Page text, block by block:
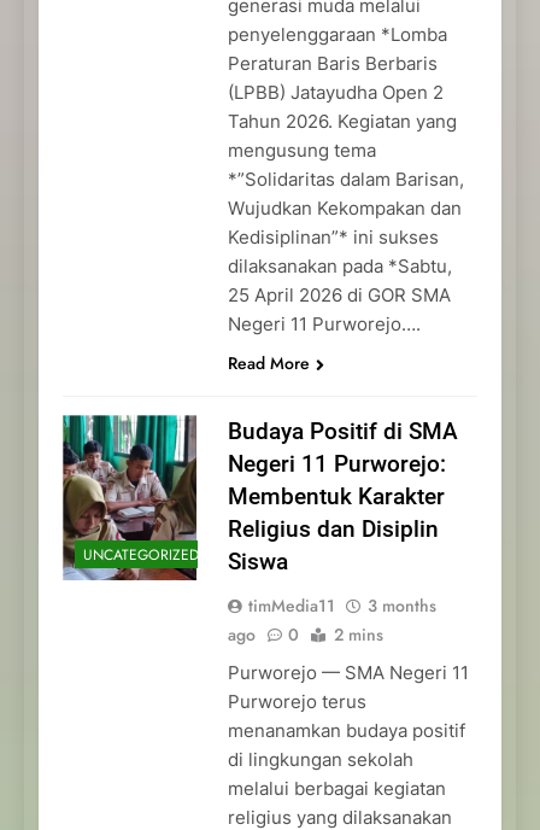
generasi muda melalui
penyelenggaraan *Lomba
Peraturan Baris Berbaris
(LPBB) Jatayudha Open 2
Tahun 2026. Kegiatan yang
mengusung tema
*”Solidaritas dalam Barisan,
Wujudkan Kekompakan dan
Kedisiplinan”* ini sukses
dilaksanakan pada *Sabtu,
25 April 2026 di GOR SMA
Negeri 11 Purworejo….
Read More
UNCATEGORIZED
Budaya Positif di SMA
Negeri 11 Purworejo:
Membentuk Karakter
Religius dan Disiplin
Siswa
timMedia11
3 months
ago
0 2 mins
Purworejo — SMA Negeri 11
Purworejo terus
menanamkan budaya positif
di lingkungan sekolah
melalui berbagai kegiatan
religius yang dilaksanakan